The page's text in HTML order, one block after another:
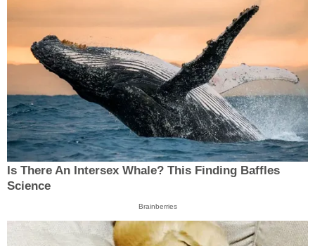
Is There An Intersex Whale? This Finding Baffles
Science
Brainberries